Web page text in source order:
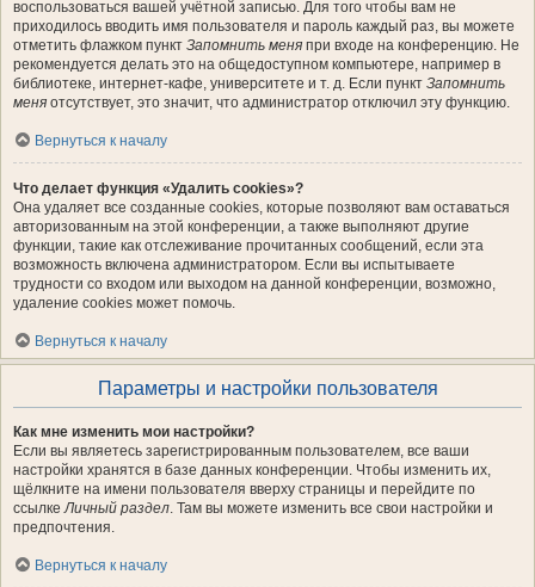
воспользоваться вашей учётной записью. Для того чтобы вам не
приходилось вводить имя пользователя и пароль каждый раз, вы можете
отметить флажком пункт Запомнить меня при входе на конференцию. Не
рекомендуется делать это на общедоступном компьютере, например в
библиотеке, интернет-кафе, университете и т. д. Если пункт Запомнить
меня отсутствует, это значит, что администратор отключил эту функцию.
Вернуться к началу
Что делает функция «Удалить cookies»?
Она удаляет все созданные cookies, которые позволяют вам оставаться
авторизованным на этой конференции, а также выполняют другие
функции, такие как отслеживание прочитанных сообщений, если эта
возможность включена администратором. Если вы испытываете
трудности со входом или выходом на данной конференции, возможно,
удаление cookies может помочь.
Вернуться к началу
Параметры и настройки пользователя
Как мне изменить мои настройки?
Если вы являетесь зарегистрированным пользователем, все ваши
настройки хранятся в базе данных конференции. Чтобы изменить их,
щёлкните на имени пользователя вверху страницы и перейдите по
ссылкеЛичный раздел. Там вы можете изменить все свои настройки и
предпочтения.
Вернуться к началу